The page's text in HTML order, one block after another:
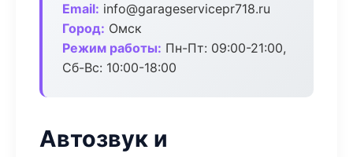
Email: info@garageservicepr718.ru
Город: Омск
Режим работы: Пн-Пт: 09:00-21:00,
Сб-Вс: 10:00-18:00
Автозвук и